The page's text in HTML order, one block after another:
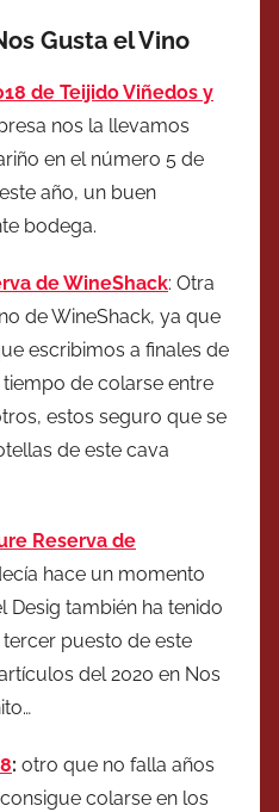
Gusta el Vino
de Teijido Viñedos y
nos la llevamos
en el número 5 de
año, un buen
bodega.
de WineShack: Otra
de WineShack, ya que
escribimos a finales de
de colarse entre
estos seguro que se
de este cava
Reserva de
hace un momento
Desig también ha tenido
puesto de este
del 2020 en Nos
: otro que no falla años
colarse en los